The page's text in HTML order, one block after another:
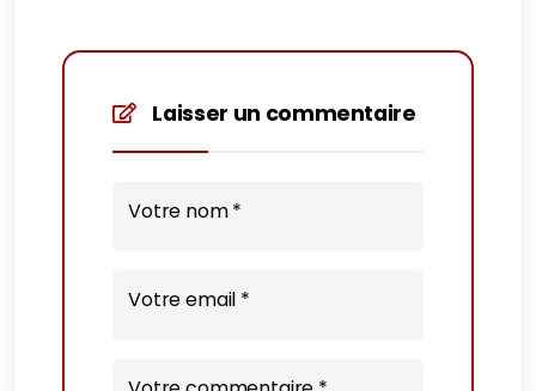
Laisser un commentaire
Votre nom *
Votre email *